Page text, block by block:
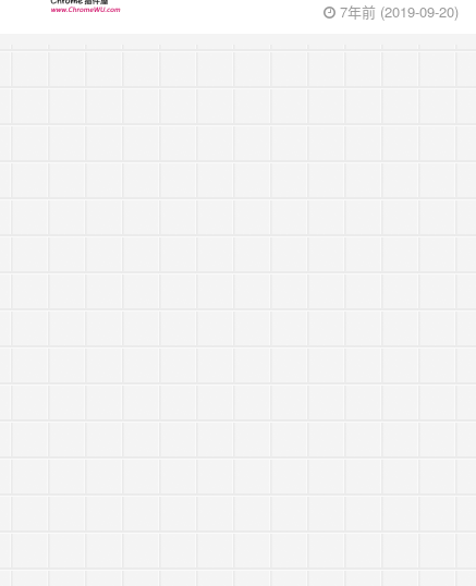
7年前 (2019-09-20)